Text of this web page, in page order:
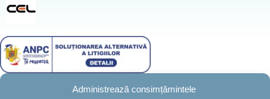
Administrează consimțămintele